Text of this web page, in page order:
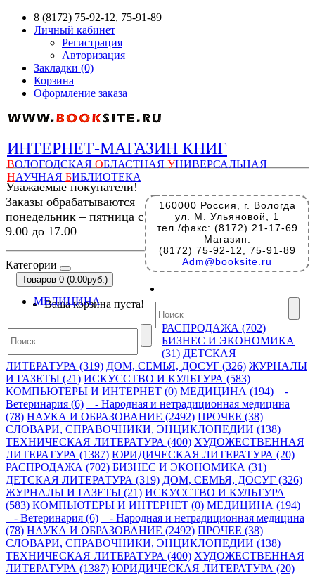
8 (8172) 75-92-12, 75-91-89
Личный кабинет
Регистрация
Авторизация
Закладки (0)
Корзина
Оформление заказа
ИНТЕРНЕТ-МАГАЗИН КНИГ
ВОЛОГОДСКАЯ ОБЛАСТНАЯ УНИВЕРСАЛЬНАЯ
НАУЧНАЯ БИБЛИОТЕКА
160000 Россия, г. Вологда
ул. М. Ульяновой, 1
тел./факс: (8172) 21-17-69
Магазин:
(8172) 75-92-12, 75-91-89
Adm@booksite.ru
Уважаемые покупатели!
Заказы обрабатываются
понедельник – пятница с
9.00 до 17.00
Категории
Товаров 0 (0.00руб.)
Ваша корзина пуста!
МЕДИЦИНА
РАСПРОДАЖА (702)
БИЗНЕС И ЭКОНОМИКА
(31) ДЕТСКАЯ
ЛИТЕРАТУРА (319) ДОМ, СЕМЬЯ, ДОСУГ (326) ЖУРНАЛЫ
И ГАЗЕТЫ (21) ИСКУССТВО И КУЛЬТУРА (583)
КОМПЬЮТЕРЫ И ИНТЕРНЕТ (0) МЕДИЦИНА (194)
-
Ветеринария (6)
- Народная и нетрадиционная медицина
(78) НАУКА И ОБРАЗОВАНИЕ (2492) ПРОЧЕЕ (38)
СЛОВАРИ, СПРАВОЧНИКИ, ЭНЦИКЛОПЕДИИ (138)
ТЕХНИЧЕСКАЯ ЛИТЕРАТУРА (400) ХУДОЖЕСТВЕННАЯ
ЛИТЕРАТУРА (1387) ЮРИДИЧЕСКАЯ ЛИТЕРАТУРА (20)
РАСПРОДАЖА (702) БИЗНЕС И ЭКОНОМИКА (31)
ДЕТСКАЯ ЛИТЕРАТУРА (319) ДОМ, СЕМЬЯ, ДОСУГ (326)
ЖУРНАЛЫ И ГАЗЕТЫ (21) ИСКУССТВО И КУЛЬТУРА
(583) КОМПЬЮТЕРЫ И ИНТЕРНЕТ (0) МЕДИЦИНА (194)
- Ветеринария (6)
- Народная и нетрадиционная медицина
(78) НАУКА И ОБРАЗОВАНИЕ (2492) ПРОЧЕЕ (38)
СЛОВАРИ, СПРАВОЧНИКИ, ЭНЦИКЛОПЕДИИ (138)
ТЕХНИЧЕСКАЯ ЛИТЕРАТУРА (400) ХУДОЖЕСТВЕННАЯ
ЛИТЕРАТУРА (1387) ЮРИДИЧЕСКАЯ ЛИТЕРАТУРА (20)